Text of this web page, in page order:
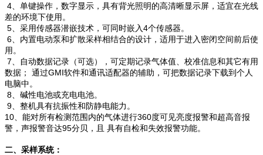
4、单键操作，数字显示，具有背光照明的高清晰显示屏，适宜在光线
差的环境下使用。
5、采用传感器潜嵌技术，可同时嵌入4个传感器。
6、内置电动泵和扩散采样相结合的设计，适用于进入密闭空间前后使
用。
7、自动数据记录（可选），可定期记录气体值、校准信息和其它有用
数据； 通过GMI软件和通讯适配器的辅助，可把数据记录下载到个人
电脑中。
8、碱性电池或充电电池。
9、整机具有抗振性和防静电能力。
10、能对所有检测范围内的气体进行360度可见亮度报警和超高音报
警，声报警音达95分贝，且 具有自检和失效报警功能。
二、采样系统：